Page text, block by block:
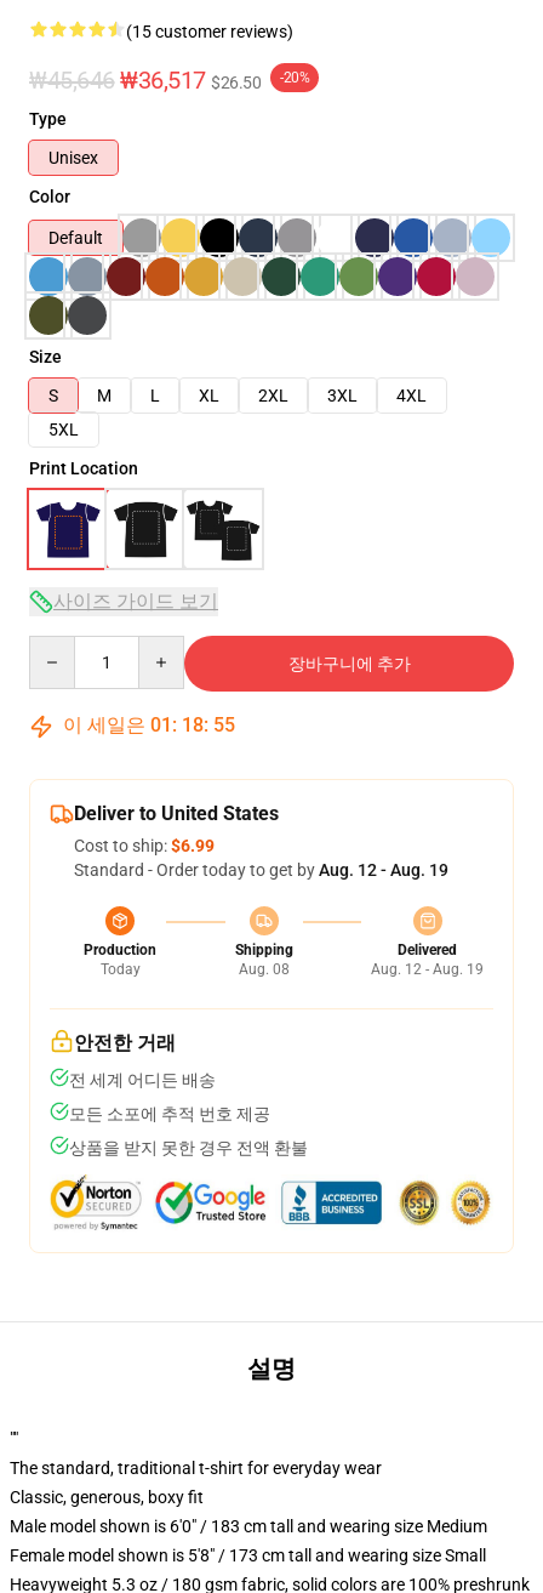
(15 customer reviews)
₩45,646₩36,517 $26.50 -20%
Type
Unisex
Color
Default
Size
S
M L XL 2XL 3XL
4XL
5XL
Print Location
사이즈 가이드 보기
장바구니에 추가
이 세일은 01 : 18: 54
Deliver to United States
Cost to ship:$6.99
Standard - Order today to get byAug. 12 - Aug. 19
Production
Today
Shipping
Aug. 08
Delivered
Aug. 12 - Aug. 19
안전한 거래
전 세계 어디든 배송
모든 소포에 추적 번호 제공
상품을 받지 못한 경우 전액 환불
설명
""
The standard, traditional t-shirt for everyday wear
Classic, generous, boxy fit
Male model shown is 6'0" / 183 cm tall and wearing size Medium
Female model shown is 5'8" / 173 cm tall and wearing size Small
Heavyweight 5.3 oz / 180 gsm fabric, solid colors are 100% preshrunk